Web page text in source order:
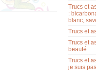
Trucs et
:
blanc,
Trucs et
Trucs et
beauté
Trucs et
je suis